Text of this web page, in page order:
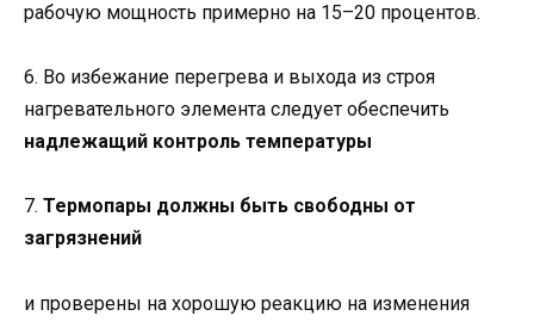
рабочую мощность примерно на 15–20 процентов.
6. Во избежание перегрева и выхода из строя
нагревательного элемента следует обеспечить
надлежащий контроль температуры
7. Термопары должны быть свободны от
загрязнений
и проверены на хорошую реакцию на изменения